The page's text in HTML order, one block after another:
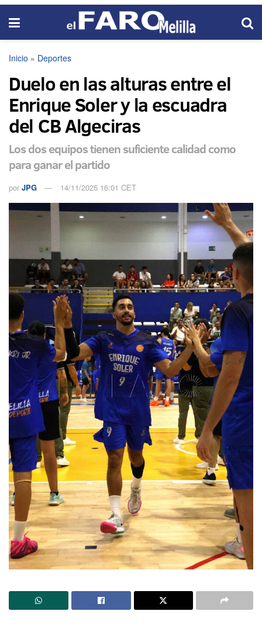
Inicio » Deportes
Duelo en las alturas entre el
Enrique Soler y la escuadra
del CB Algeciras
Los dos equipos tienen suficiente calidad como
para ganar el partido
por JPG 14/11/2025 16:01 CET